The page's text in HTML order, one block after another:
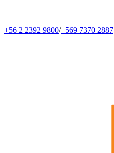
+56 2 2392 9800/+569 7370 2887